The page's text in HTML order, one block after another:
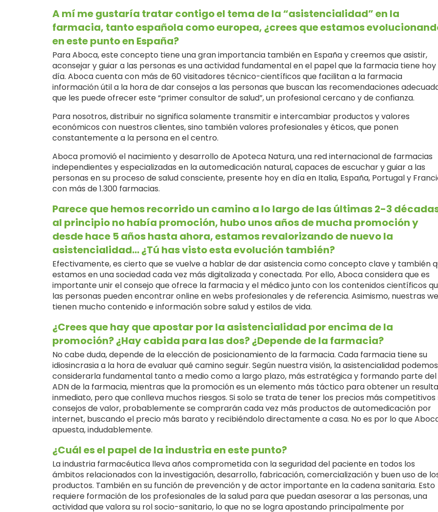
A mí me gustaría tratar contigo el tema de la “asistencialidad” en la
farmacia, tanto española como europea, ¿crees que estamos
en este punto en España?
Para Aboca, este concepto tiene una gran importancia también en España y creemos que asistir,
aconsejar y guiar a las personas es una actividad fundamental en el papel que la farmacia tiene hoy
día. Aboca cuenta con más de 60 visitadores técnico-científicos que facilitan a la farmacia
información útil a la hora de dar consejos a las personas que buscan las recomendaciones
que les puede ofrecer este “primer consultor de salud”, un profesional cercano y de confianza.
Para nosotros, distribuir no significa solamente transmitir e intercambiar productos y valores
económicos con nuestros clientes, sino también valores profesionales y éticos, que ponen
constantemente a la persona en el centro.
Aboca promovió el nacimiento y desarrollo de Apoteca Natura, una red internacional de farmacias
independientes y especializadas en la automedicación natural, capaces de escuchar y guiar a las
personas en su proceso de salud consciente, presente hoy en día en Italia, España, Portugal y
con más de 1.300 farmacias.
Parece que hemos recorrido un camino a lo largo de las últimas 2-3
al principio no había promoción, hubo unos años de mucha promoción y
desde hace 5 años hasta ahora, estamos revalorizando de nuevo la
asistencialidad... ¿Tú has visto esta evolución también?
Efectivamente, es cierto que se vuelve a hablar de dar asistencia como concepto clave y también
estamos en una sociedad cada vez más digitalizada y conectada. Por ello, Aboca considera que es
importante unir el consejo que ofrece la farmacia y el médico junto con los contenidos científicos
las personas pueden encontrar online en webs profesionales y de referencia. Asimismo, nuestras
tienen mucho contenido e información sobre salud y estilos de vida.
¿Crees que hay que apostar por la asistencialidad por encima de la
promoción? ¿Hay cabida para las dos? ¿Depende de la farmacia?
No cabe duda, depende de la elección de posicionamiento de la farmacia. Cada farmacia tiene su
idiosincrasia a la hora de evaluar qué camino seguir. Según nuestra visión, la asistencialidad podemos
considerarla fundamental tanto a medio como a largo plazo, más estratégica y formando parte del
ADN de la farmacia, mientras que la promoción es un elemento más táctico para obtener un
inmediato, pero que conlleva muchos riesgos. Si solo se trata de tener los precios más competitivos
consejos de valor, probablemente se comprarán cada vez más productos de automedicación por
internet, buscando el precio más barato y recibiéndolo directamente a casa. No es por lo que
apuesta, indudablemente.
¿Cuál es el papel de la industria en este punto?
La industria farmacéutica lleva años comprometida con la seguridad del paciente en todos los
ámbitos relacionados con la investigación, desarrollo, fabricación, comercialización y buen uso de
productos. También en su función de prevención y de actor importante en la cadena sanitaria. Esto
requiere formación de los profesionales de la salud para que puedan asesorar a las personas, una
actividad que valora su rol socio-sanitario, lo que no se logra apostando principalmente por